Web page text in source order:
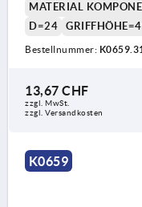
MATERIAL
D=24
Bestellnummer:
13,67 CHF
zzgl. MwSt.
zzgl. Versandkosten
K0659